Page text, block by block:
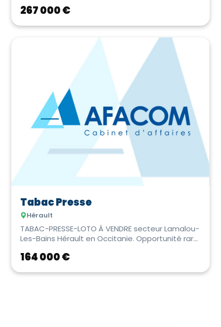
267 000 €
Tabac Presse
Hérault
TABAC-PRESSE-LOTO À VENDRE secteur Lamalou-
Les-Bains Hérault en Occitanie. Opportunité rare
164 000 €